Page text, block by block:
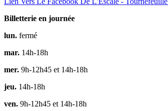
Billetterie en journée
lun. fermé
mar. 14h-18h
mer. 9h-12h45 et 14h-18h
jeu. 14h-18h
ven. 9h-12h45 et 14h-18h